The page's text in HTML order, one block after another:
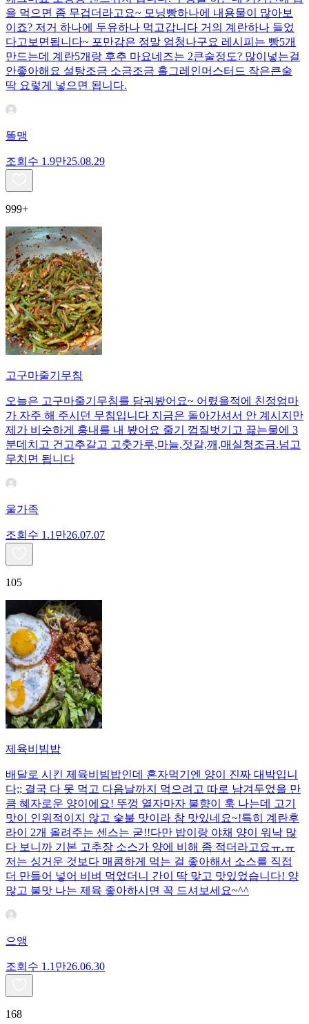
을 먹으면 좀 무겁더라고요~ 모닝빵하나에 내용물이 많아보
이죠? 저거 하나에 두유하나 먹고갑니다 거의 계란하나 들었
다고보면됩니다~ 포만감은 정말 엄청나구요 레시피는 빵5개
만드는데 계란5개랑 후추 마요네즈는 2큰술정도? 많이넣는걸
안좋아해요 설탕조금 소금조금 홀그레인머스터드 작은큰술
딱 요렇게 넣으면 됩니다.
똘맹
조회수 1.9만25.08.29
999+
고구마줄기무침
오늘은 고구마줄기무침를 담궈봤어요~ 어렸을적에 친정엄마
가 자주 해 주시던 무침입니다 지금은 돌아가셔서 안 계시지만
제가 비슷하게 훙내를 내 봤어요 줄기 껍질벗기고 끓는물에 3
분데치고 건고추갈고 고춧가루,마늘,젓갈,깨,매실청조금.넘고
무치면 됩니다
울가족
조회수 1.1만26.07.07
105
제육비빔밥
배달로 시킨 제육비빔밥인데 혼자먹기엔 양이 진짜 대박입니
다;; 결국 다 못 먹고 다음날까지 먹으려고 따로 남겨두었을 만
큼 혜자로운 양이에요! 뚜껑 열자마자 불향이 훅 나는데 고기
맛이 인위적이지 않고 숯불 맛이라 참 맛있네요~!특히 계란후
라이 2개 올려주는 센스는 굳!! ​다만 밥이랑 야채 양이 워낙 많
다 보니까 기본 고추장 소스가 양에 비해 좀 적더라고요ㅠ.ㅠ
저는 싱거운 것보다 매콤하게 먹는 걸 좋아해서 소스를 직접
더 만들어 넣어 비벼 먹었더니 간이 딱 맞고 맛있었습니다! 양
많고 불맛 나는 제육 좋아하시면 꼭 드셔보세요~^^
으앵
조회수 1.1만26.06.30
168